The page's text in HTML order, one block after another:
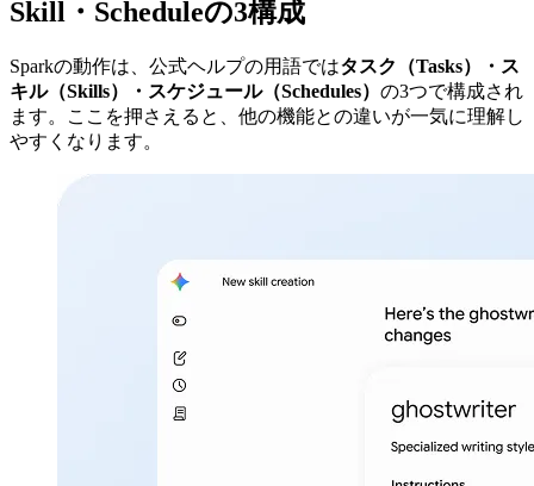
Skill・Scheduleの3構成
Sparkの動作は、公式ヘルプの用語ではタスク（Tasks）・ス
キル（Skills）・スケジュール（Schedules） の3つで構成され
ます。ここを押さえると、他の機能との違いが一気に理解し
やすくなります。